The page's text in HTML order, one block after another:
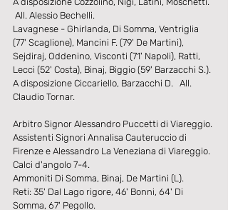
All. Alessio Bechelli.
Lavagnese - Ghirlanda, Di Somma, Ventriglia
(77' Scaglione), Mancini F. (79' De Martini),
Sejdiraj, Oddenino, Visconti (71' Napoli), Ratti,
Lecci (52' Costa), Binaj, Biggio (59' Barzacchi S.).
A disposizione Ciccariello, Barzacchi D.   All.
Claudio Tornar.
Arbitro Signor Alessandro Puccetti di Viareggio.
Assistenti Signori Annalisa Cauteruccio di
Firenze e Alessandro La Veneziana di Viareggio.
Calci d'angolo 7-4.
Ammoniti Di Somma, Binaj, De Martini (L).
Reti: 35' Dal Lago rigore, 46' Bonni, 64' Di
Somma, 67' Pegollo.